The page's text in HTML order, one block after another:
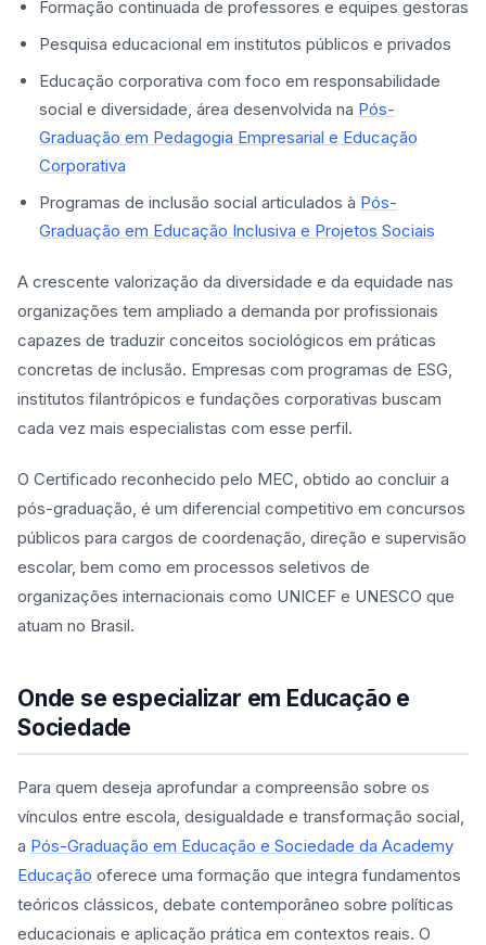
Formação continuada de professores e equipes gestoras
Pesquisa educacional em institutos públicos e privados
Educação corporativa com foco em responsabilidade
social e diversidade, área desenvolvida na Pós-
Graduação em Pedagogia Empresarial e Educação
Corporativa
Programas de inclusão social articulados à Pós-
Graduação em Educação Inclusiva e Projetos Sociais
A crescente valorização da diversidade e da equidade nas
organizações tem ampliado a demanda por profissionais
capazes de traduzir conceitos sociológicos em práticas
concretas de inclusão. Empresas com programas de ESG,
institutos filantrópicos e fundações corporativas buscam
cada vez mais especialistas com esse perfil.
O Certificado reconhecido pelo MEC, obtido ao concluir a
pós-graduação, é um diferencial competitivo em concursos
públicos para cargos de coordenação, direção e supervisão
escolar, bem como em processos seletivos de
organizações internacionais como UNICEF e UNESCO que
atuam no Brasil.
Onde se especializar em Educação e
Sociedade
Para quem deseja aprofundar a compreensão sobre os
vínculos entre escola, desigualdade e transformação social,
a Pós-Graduação em Educação e Sociedade da Academy
Educação oferece uma formação que integra fundamentos
teóricos clássicos, debate contemporâneo sobre políticas
educacionais e aplicação prática em contextos reais. O